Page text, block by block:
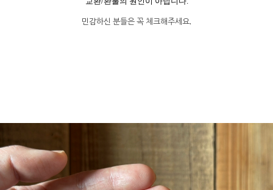
민감하신 분들은 꼭 체크해주세요.